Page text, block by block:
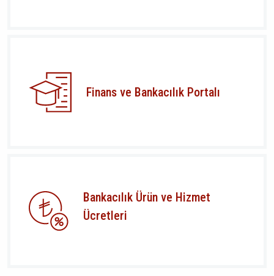
Finans ve Bankacılık Portalı
Bankacılık Ürün ve Hizmet
Ücretleri